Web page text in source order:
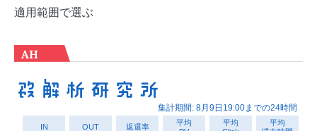
適用範囲で選ぶ
AH